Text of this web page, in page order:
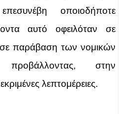
οποιοδήποτε
αυτό οφειλόταν σε
σε παράβαση των νομικών
στην
λεπτομέρειες.